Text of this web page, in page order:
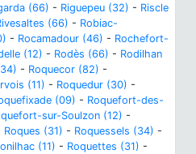
(66) - Riguepeu (32) - Riscle
(66) - Robiac-
- Rocamadour (46) - Rochefort-
(12) - Rodès (66) - Rodilhan
- Roquecor (82) -
(11) - Roquedur (30) -
(09) - Roquefort-des-
sur-Soulzon (12) -
Roques (31) - Roquessels (34) -
(11) - Roquettes (31) -